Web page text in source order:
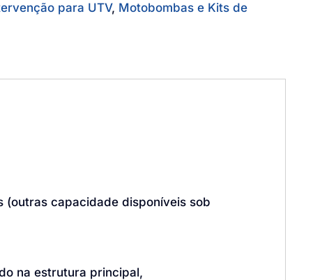
para UTV, Motobombas e Kits de
(outras capacidade disponíveis sob
na estrutura principal,